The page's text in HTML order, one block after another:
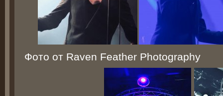
Фото от Raven Feather Photography